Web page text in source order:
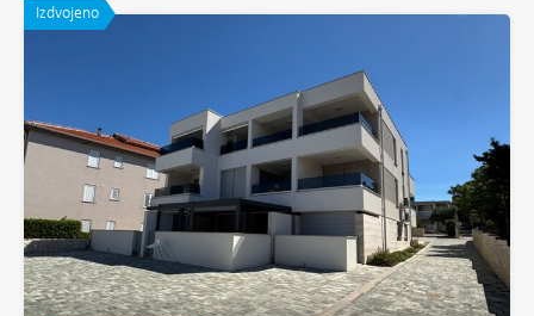
Izdvojeno